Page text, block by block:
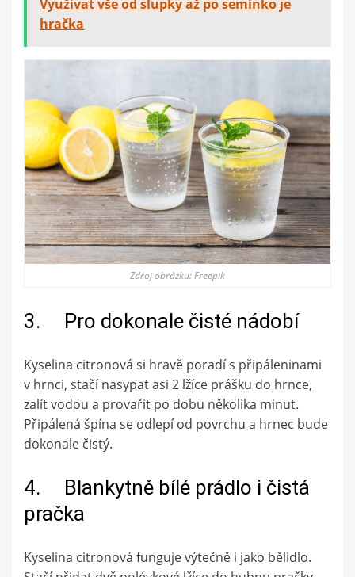
Využívat vše od slupky až po semínko je
hračka
Zdroj obrázku: Freepik
3. Pro dokonale čisté nádobí
Kyselina citronová si hravě poradí s připáleninami
v hrnci, stačí nasypat asi 2 lžíce prášku do hrnce,
zalít vodou a provařit po dobu několika minut.
Připálená špína se odlepí od povrchu a hrnec bude
dokonale čistý.
4. Blankytně bílé prádlo i čistá
pračka
Kyselina citronová funguje výtečně i jako bělidlo.